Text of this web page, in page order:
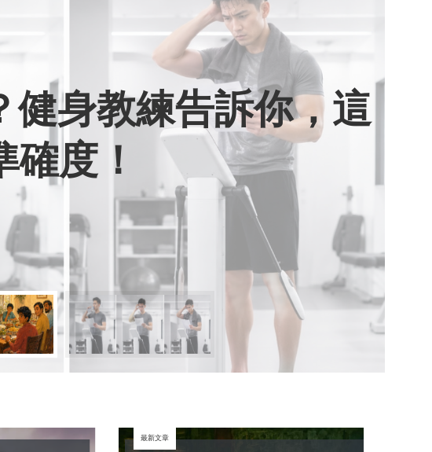
用七年證明：人腦
棄獎盃，活出當下
期六》看小女孩如
步
身教練告訴你，這
度！